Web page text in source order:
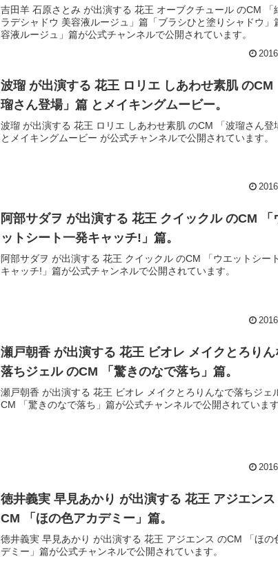
篇。
吉田羊 石原さとみ が出演する 花王 オーブクチュール のCM 「
ラデシャドウ 美容液ルージュ」篇「ブラシひと塗りシャドウ」
容液ルージュ」篇が公式チャンネルで公開されています。
波瑠 が出演する 花王 ロリエ しあわせ素肌 のCM
瑠さん登場」篇 とメイキングムービー。
波瑠 が出演する 花王 ロリエ しあわせ素肌 のCM 「波瑠さん登
とメイキングムービー が公式チャンネルで公開されています。
阿部サダヲ が出演する 花王 クイックル のCM 「
ットシート一発キャッチ!」篇。
阿部サダヲ が出演する 花王 クイックル のCM 「ウエットシー
キャッチ!」篇が公式チャンネルで公開されています。
瀬戸朝香 が出演する 花王 ビオレ メイクとろり
落ちジェル のCM 「驚きのなで落ち」篇。
瀬戸朝香 が出演する 花王 ビオレ メイクとろりんなで落ちジェ
CM 「驚きのなで落ち」篇が公式チャンネルで公開されています
徳井義実 早見あかり が出演する 花王 アジエンス
CM 「ほの色アカデミー」篇。
徳井義実 早見あかり が出演する 花王 アジエンス のCM 「ほの
デミー」篇が公式チャンネルで公開されています。